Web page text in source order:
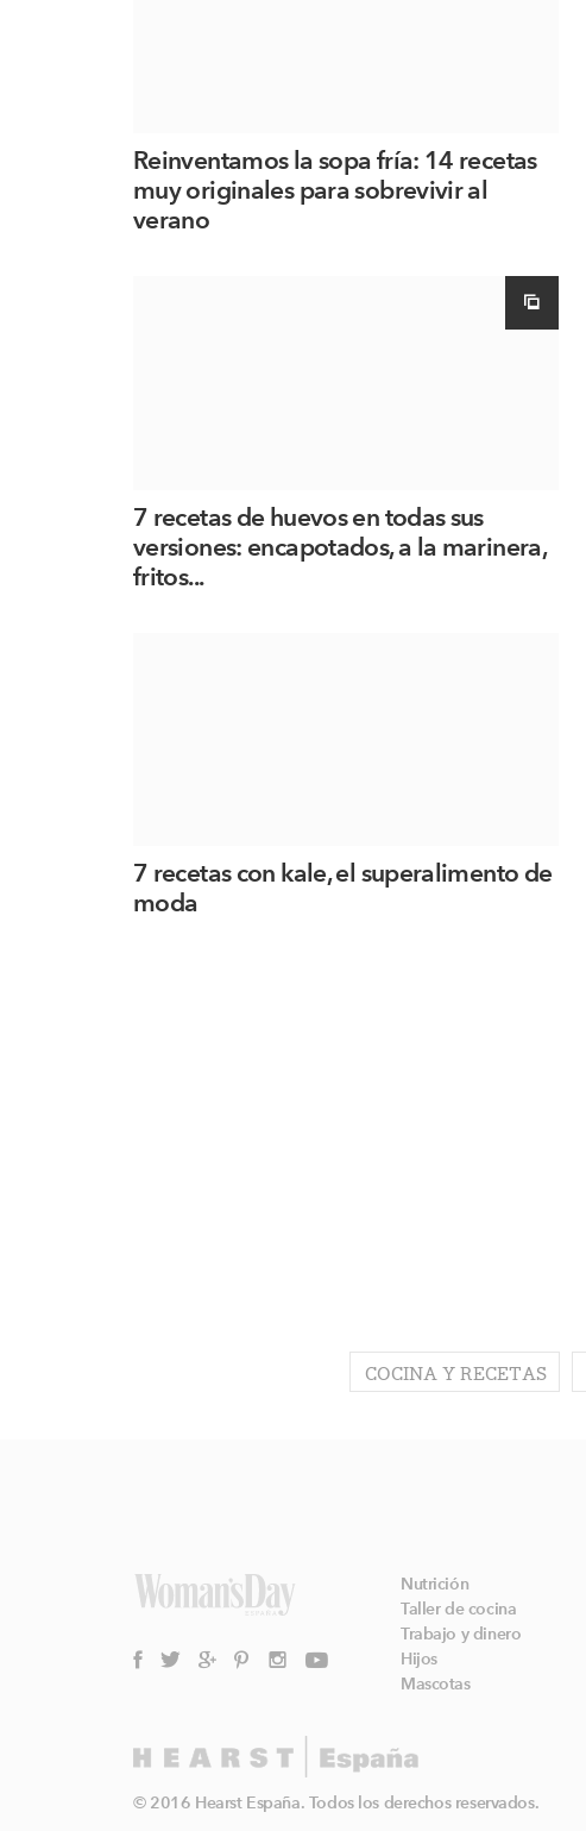
Reinventamos la sopa fría: 14 recetas
muy originales para sobrevivir al
verano
7 recetas de huevos en todas sus
versiones: encapotados, a la marinera,
fritos...
7 recetas con kale, el superalimento de
moda
COCINA Y RECETAS
Nutrición
Taller de cocina
Trabajo y dinero
Hijos
Mascotas
© 2016 Hearst España. Todos los derechos reservados.